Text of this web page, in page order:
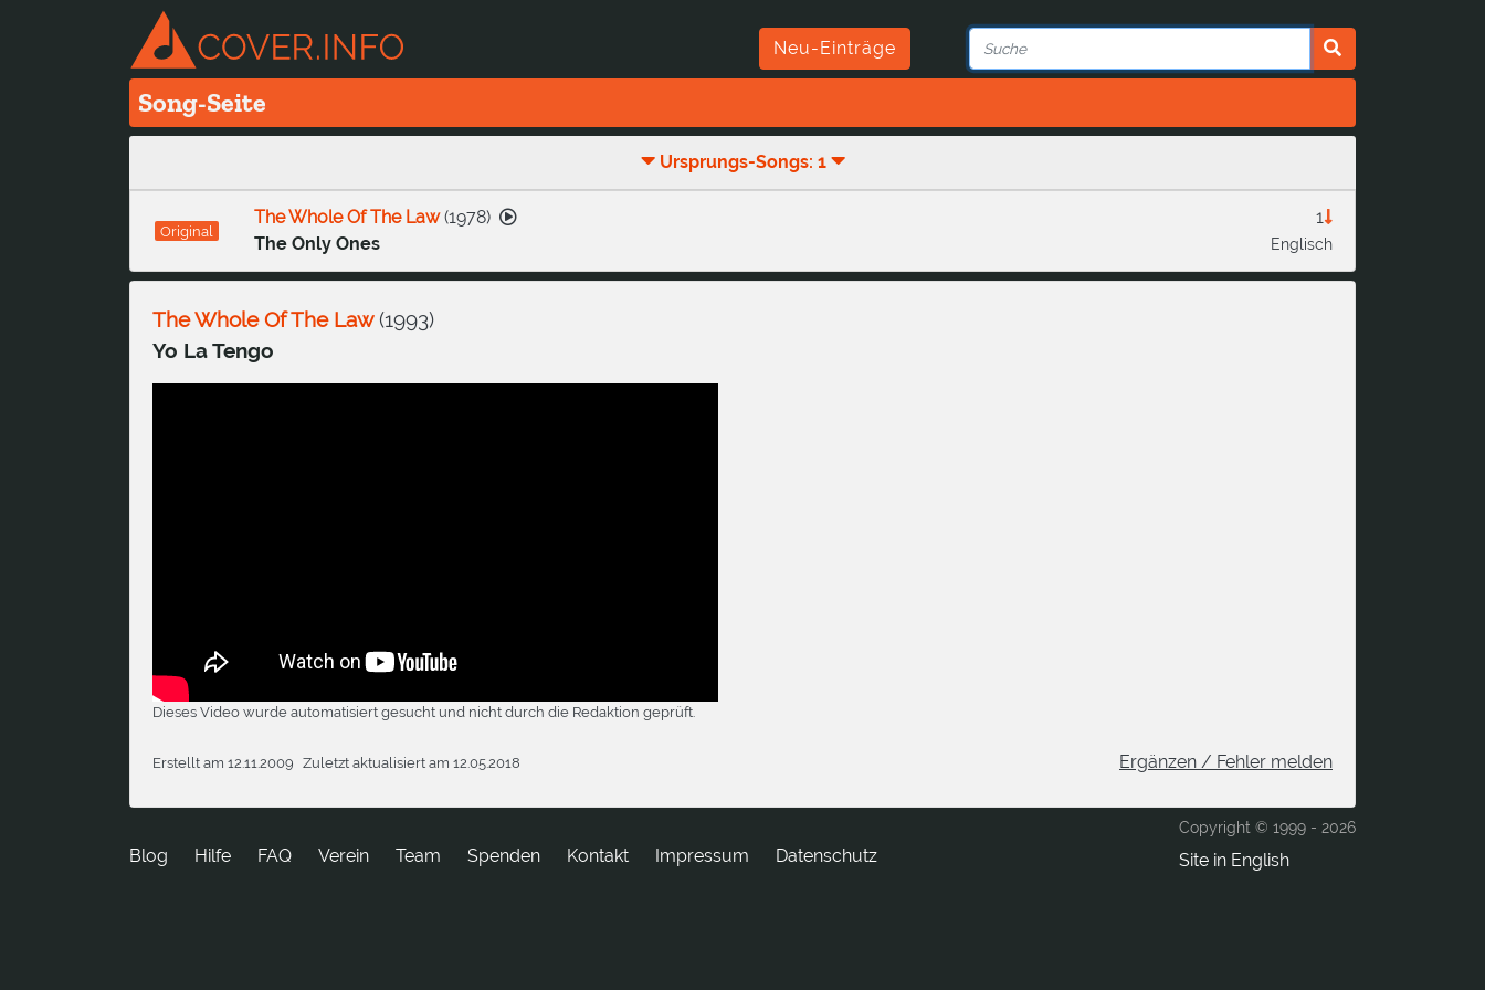
Neu-Einträge
Song-Seite
Ursprungs-Songs: 1
Original
1
Englisch
The Whole Of The Law(1978)
The Only Ones
The Whole Of The Law(1993)
Yo La Tengo
Dieses Video wurde automatisiert gesucht und nicht durch die Redaktion geprüft.
Erstellt am 12.11.2009 Zuletzt aktualisiert am 12.05.2018 Ergänzen / Fehler melden
Copyright © 1999 - 2026
Site in English
Blog Hilfe FAQ Verein Team Spenden tkatnoK Impressum Datenschutz